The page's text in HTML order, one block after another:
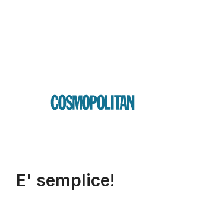
E' semplice!